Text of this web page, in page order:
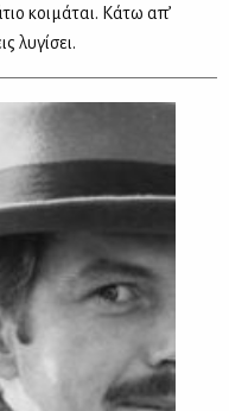
κοιμάται. Κάτω απ’
λυγίσει.